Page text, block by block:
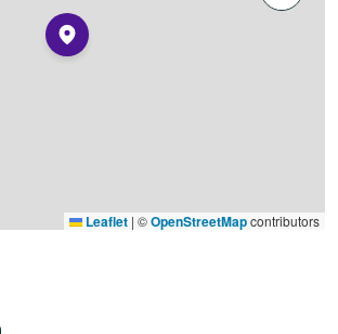
Leaflet | ©OpenStreetMapcontributors